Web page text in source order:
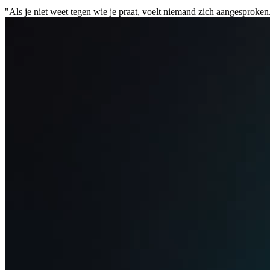
Als je niet weet tegen wie je praat, voelt niemand zich